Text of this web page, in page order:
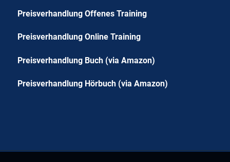
Preisverhandlung Offenes Training
Preisverhandlung Online Training
Preisverhandlung Buch (via Amazon)
Preisverhandlung Hörbuch (via Amazon)